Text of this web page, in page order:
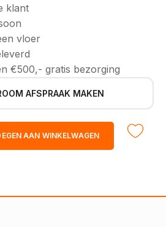
klant
vloer
€500,- gratis bezorging
AFSPRAAK MAKEN
AAN WINKELWAGEN